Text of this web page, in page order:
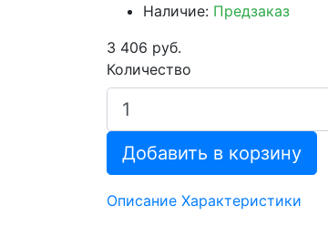
Наличие: Предзаказ
3 406 руб.
Количество
Добавить в корзину
Описание Характеристики